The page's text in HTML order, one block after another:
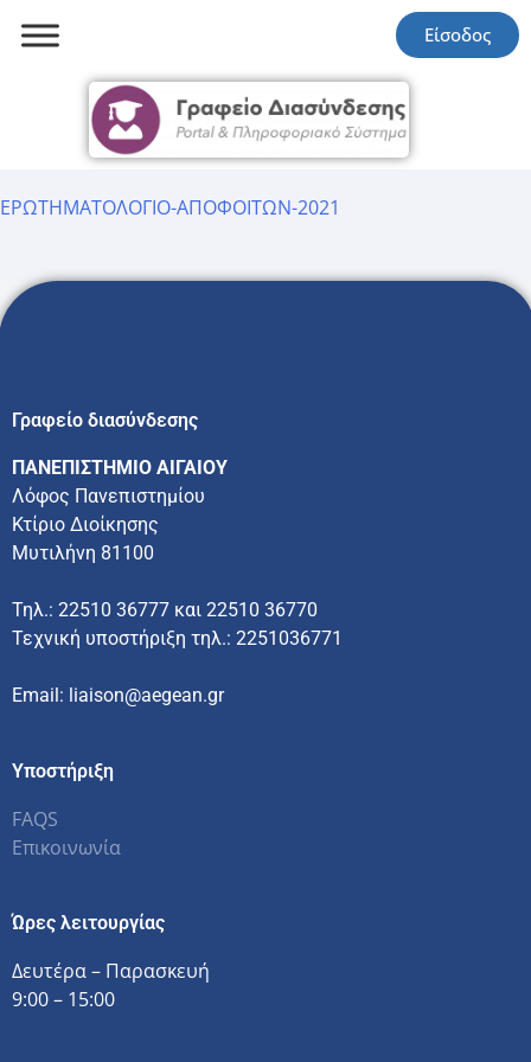
Είσοδος
ΕΡΩΤΗΜΑΤΟΛΟΓΙΟ-ΑΠΟΦΟΙΤΩΝ-2021
Γραφείο διασύνδεσης
ΠΑΝΕΠΙΣΤΗΜΙΟ ΑΙΓΑΙΟΥ
Λόφος Πανεπιστημίου
Κτίριο Διοίκησης
Μυτιλήνη 81100
Τηλ.: 22510 36777 και 22510 36770
Τεχνική υποστήριξη τηλ.: 2251036771
Email: liaison@aegean.gr
Υποστήριξη
FAQS
Επικοινωνία
Ώρες λειτουργίας
Δευτέρα – Παρασκευή
9:00 – 15:00